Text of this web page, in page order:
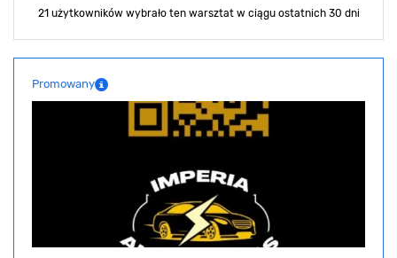
21 użytkowników wybrało ten warsztat w ciągu ostatnich 30 dni
Promowany